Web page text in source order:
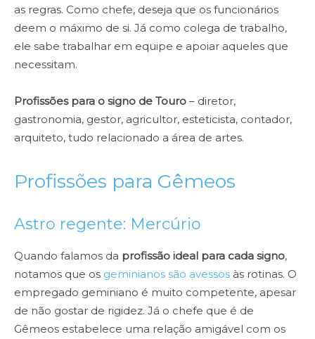
as regras. Como chefe, deseja que os funcionários
deem o máximo de si. Já como colega de trabalho,
ele sabe trabalhar em equipe e apoiar aqueles que
necessitam.
Profissões para o signo de Touro – diretor,
gastronomia, gestor, agricultor, esteticista, contador,
arquiteto, tudo relacionado a área de artes.
Profissões para Gêmeos
Astro regente: Mercúrio
Quando falamos da profissão ideal para cada signo,
notamos que os geminianos são avessos às rotinas. O
empregado geminiano é muito competente, apesar
de não gostar de rigidez. Já o chefe que é de
Gêmeos estabelece uma relação amigável com os